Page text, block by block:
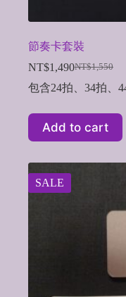
節奏卡套裝
NT$1,550
Original
price
NT$1,490Current
price
包含24拍、34拍、
Add to cart
SALE